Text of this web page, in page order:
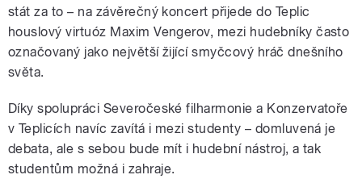
stát za to – na závěrečný koncert přijede do Teplic
houslový virtuóz Maxim Vengerov, mezi hudebníky často
označovaný jako největší žijící smyčcový hráč dnešního
světa.
Díky spolupráci Severočeské filharmonie a Konzervatoře
v Teplicích navíc zavítá i mezi studenty – domluvená je
debata, ale s sebou bude mít i hudební nástroj, a tak
studentům možná i zahraje.